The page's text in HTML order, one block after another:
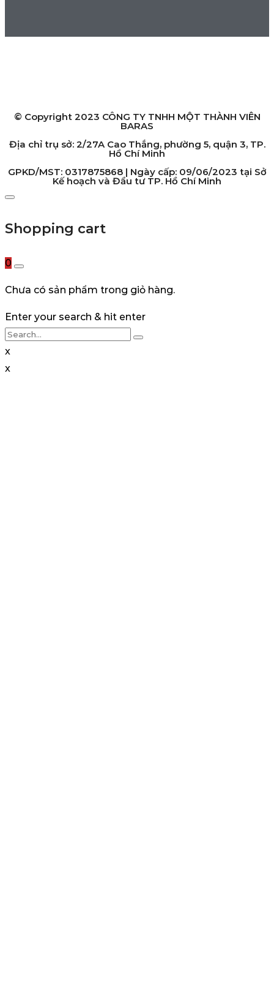
© Copyright 2023 CÔNG TY TNHH MỘT THÀNH VIÊN
BARAS
Địa chỉ trụ sở: 2/27A Cao Thắng, phường 5, quận 3, TP.
Hồ Chí Minh
GPKD/MST: 0317875868 | Ngày cấp: 09/06/2023 tại Sở
Kế hoạch và Đầu tư TP. Hồ Chí Minh
Shopping cart
0
Chưa có sản phẩm trong giỏ hàng.
Enter your search & hit enter
x
x